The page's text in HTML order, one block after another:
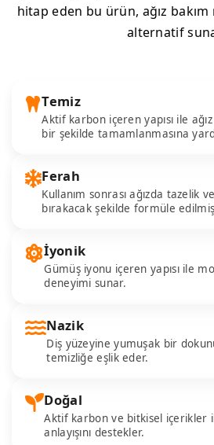
hitap eden bu ürün, ağız
alternatif
Temiz
Aktif karbon içeren yapısı ile
bir şekilde tamamlanmasına
Ferah
Kullanım sonrası ağızda tazelik
bırakacak şekilde formüle
İyonik
Gümüş iyonu içeren yapısı ile
deneyimi sunar.
Nazik
Diş yüzeyine yumuşak bir
temizliğe eşlik eder.
Doğal
Aktif karbon ve bitkisel içerikler
anlayışını destekler.